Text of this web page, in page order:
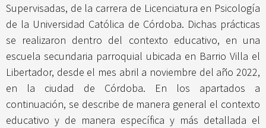
Supervisadas, de la carrera de Licenciatura en Psicología
de la Universidad Católica de Córdoba. Dichas prácticas
se realizaron dentro del contexto educativo, en una
escuela secundaria parroquial ubicada en Barrio Villa el
Libertador, desde el mes abril a noviembre del año 2022,
en la ciudad de Córdoba. En los apartados a
continuación, se describe de manera general el contexto
educativo y de manera específica y más detallada el